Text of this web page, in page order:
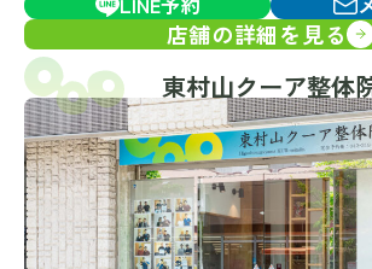
店舗の詳細を見る
東村山クーア整体